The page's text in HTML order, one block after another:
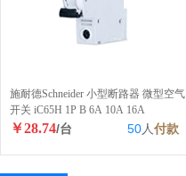
施耐德Schneider 小型断路器 微型空气
开关 iC65H 1P B 6A 10A 16A
￥28.74/台 50人付款